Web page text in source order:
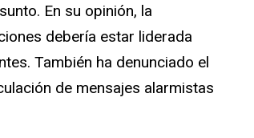
En su opinión, la
debería estar liderada
También ha denunciado el
de mensajes alarmistas